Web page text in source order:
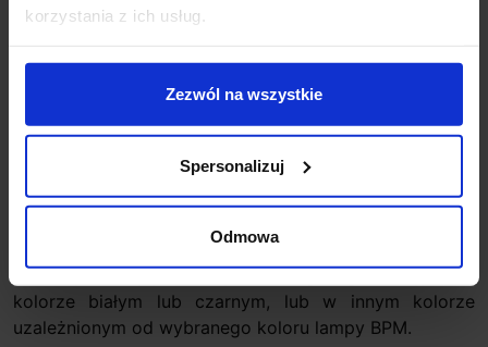
korzystania z ich usług.
Zezwól na wszystkie
Spersonalizuj
Odmowa
Zestaw zasilający okrągły lub prostokątny CB01, CB03
do lamp wiszących firmy BPM Lighting. Dostępne w
kolorze białym lub czarnym, lub w innym kolorze
uzależnionym od wybranego koloru lampy BPM.